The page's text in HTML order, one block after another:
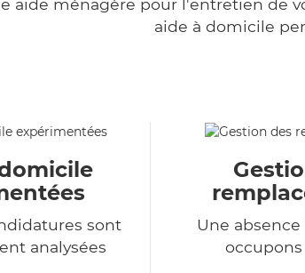
aide ménagère pour l'entretien de
aide à domicile
sont
analysées
Une